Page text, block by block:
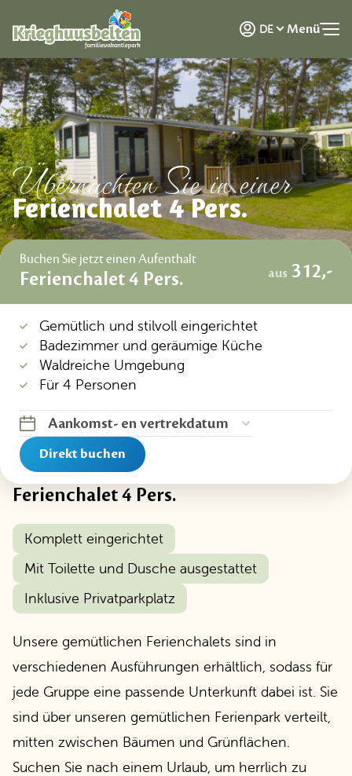
DE
EN Menü
Übernachten Sie in einer
Ferienchalet 4 Pers.
Ferienchalet 4 Pers.
Komplett eingerichtet
Mit Toilette und Dusche ausgestattet
Inklusive Privatparkplatz
Unsere gemütlichen Ferienchalets sind in
verschiedenen Ausführungen erhältlich, sodass für
jede Gruppe eine passende Unterkunft dabei ist. Sie
sind über unseren gemütlichen Ferienpark verteilt,
mitten zwischen Bäumen und Grünflächen.
Suchen Sie nach einem Urlaub, um herrlich zu
Buchen Sie jetzt einen Aufenthalt
Ferienchalet 4 Pers. aus 312,-
Gemütlich und stilvoll eingerichtet
Badezimmer und geräumige Küche
Waldreiche Umgebung
Für 4 Personen
Aankomst- en vertrekdatum
Direkt buchen